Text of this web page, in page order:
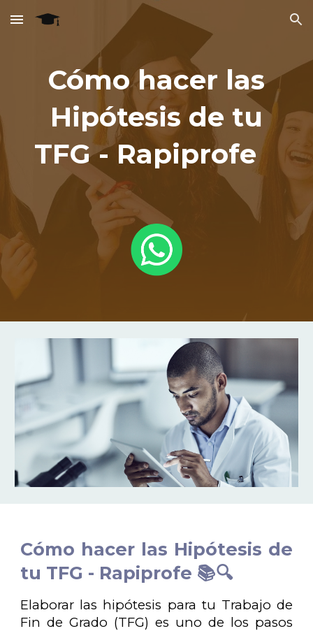
Skip to main content Skip to navigation
Cómo hacer las
Hipótesis de tu
TFG - Rapiprofe
Cómo hacer las Hipótesis de
tu TFG - Rapiprofe 📚🔍
Elaborar las hipótesis para tu Trabajo de
Fin de Grado (TFG) es uno de los pasos